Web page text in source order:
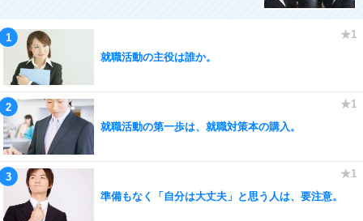
就職活動の主役は誰か。
就職活動の第一歩は、就職対策本の購入。
準備もなく「自分は大丈夫」と思う人は、要注意。